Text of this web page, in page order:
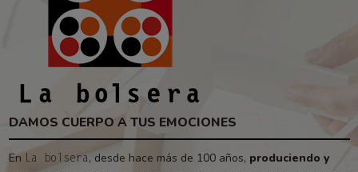
DAMOS CUERPO A TUS EMOCIONES
En La bolsera , desde hace más de 100 años, produciendo y